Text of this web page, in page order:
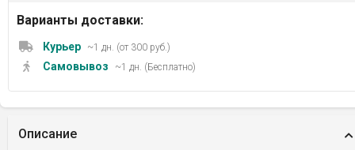
Варианты доставки:
Курьер ~1 дн. (от 300 руб.)
Самовывоз ~1 дн. (Бесплатно)
Описание